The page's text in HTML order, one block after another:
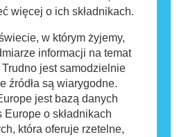
więcej o ich składnikach.
w którym żyjemy,
informacji na temat
Trudno jest samodzielnie
źródła są wiarygodne.
jest bazą danych
Europe o składnikach
która oferuje rzetelne,